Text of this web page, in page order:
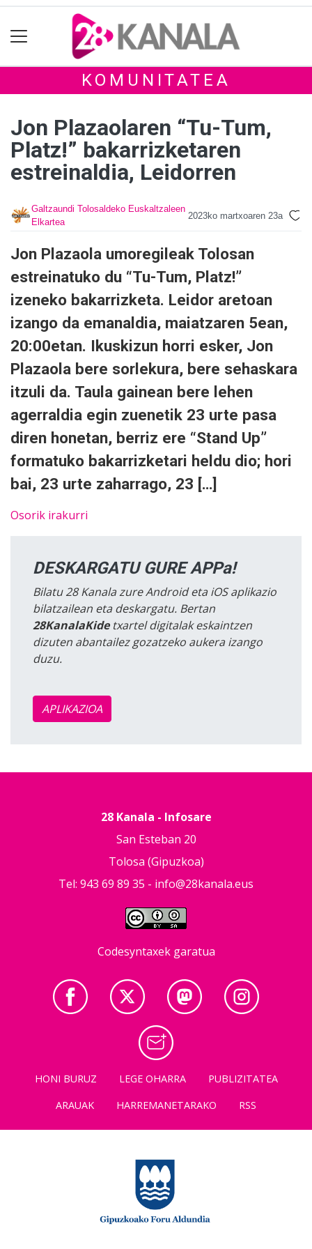
KOMUNITATEA
Jon Plazaolaren “Tu-Tum,
Platz!” bakarrizketaren
estreinaldia, Leidorren
Galtzaundi Tolosaldeko Euskaltzaleen
Elkartea
2023ko martxoaren 23a
Jon Plazaola umoregileak Tolosan
estreinatuko du “Tu-Tum, Platz!”
izeneko bakarrizketa. Leidor aretoan
izango da emanaldia, maiatzaren 5ean,
20:00etan. Ikuskizun horri esker, Jon
Plazaola bere sorlekura, bere sehaskara
itzuli da. Taula gainean bere lehen
agerraldia egin zuenetik 23 urte pasa
diren honetan, berriz ere “Stand Up”
formatuko bakarrizketari heldu dio; hori
bai, 23 urte zaharrago, 23 […]
Osorik irakurri
DESKARGATU GURE APPa!
Bilatu 28 Kanala zure Android eta iOS aplikazio
bilatzailean eta deskargatu. Bertan
28KanalaKidetxartel digitalak eskaintzen
dizuten abantailez gozatzeko aukera izango
duzu.
APLIKAZIOA
28 Kanala - Infosare
San Esteban 20
Tolosa (Gipuzkoa)
Tel: 943 69 89 35 - info@28kanala.eus
Codesyntaxek garatua
HONI BURUZ LEGE OHARRA
PUBLIZITATEA
ARAUAK
HARREMANETARAKO RSS